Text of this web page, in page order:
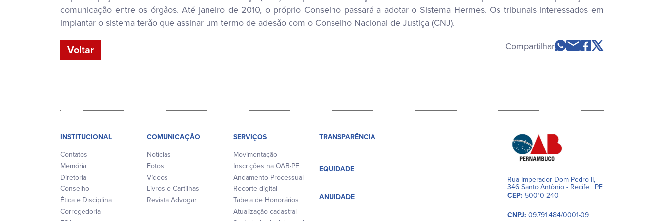
comunicação entre os órgãos. Até janeiro de 2010, o próprio Conselho passará a adotar o Sistema Hermes. Os tribunais interessados em
implantar o sistema terão que assinar um termo de adesão com o Conselho Nacional de Justiça (CNJ).
Voltar Compartilhar
INSTITUCIONAL
Contatos
Memória
Diretoria
Conselho
Ética e Disciplina
Corregedoria
COMUNICAÇÃO
Notícias
Fotos
Vídeos
Livros e Cartilhas
Revista Advogar
SERVIÇOS
Movimentação
Inscrições na OAB-PE
Andamento Processual
Recorte digital
Tabela de Honorários
Atualização cadastral
TRANSPARÊNCIA
EQUIDADE
ANUIDADE
Rua Imperador Dom Pedro II,
346 Santo Antônio - Recife | PE
CEP: 50010-240
CNPJ: 09.791.484/0001-09